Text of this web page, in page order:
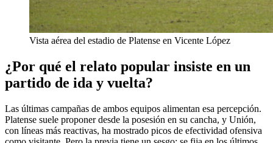
Vista aérea del estadio de Platense en Vicente López
¿Por qué el relato popular insiste en un
partido de ida y vuelta?
Las últimas campañas de ambos equipos alimentan esa percepción.
Platense suele proponer desde la posesión en su cancha, y Unión,
con líneas más reactivas, ha mostrado picos de efectividad ofensiva